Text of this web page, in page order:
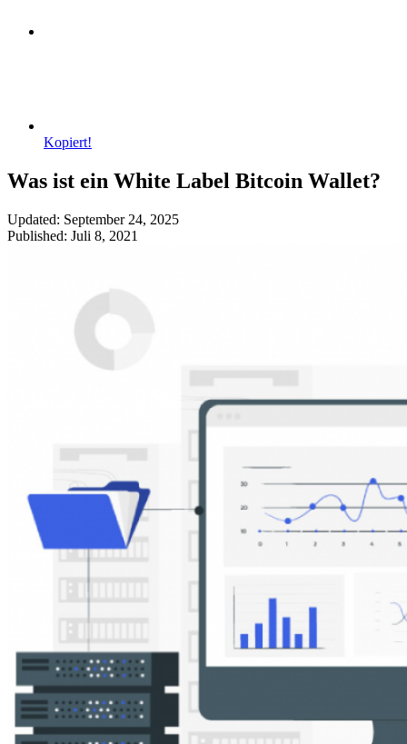
Kopiert!
Was ist ein White Label Bitcoin Wallet?
Updated: September 24, 2025
Published: Juli 8, 2021